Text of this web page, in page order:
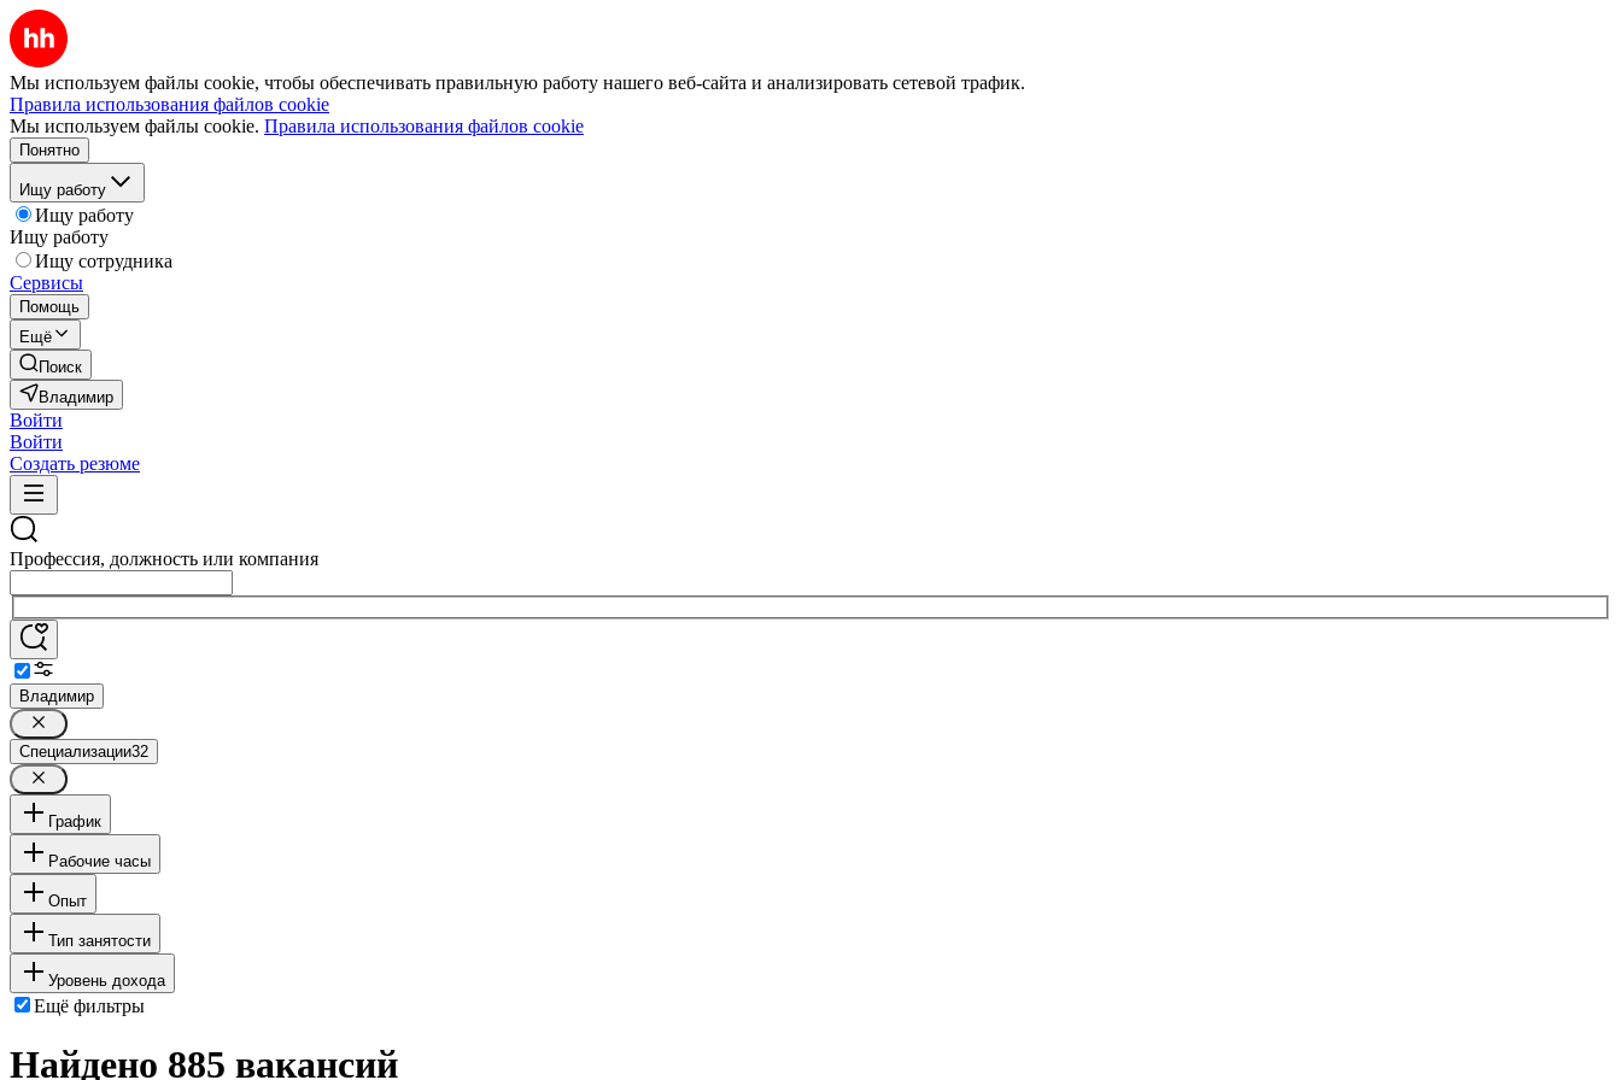
Мы используем файлы cookie, чтобы обеспечивать правильную работу нашего веб-сайта и анализировать сетевой трафик.
Правила использования файлов cookie
Мы используем файлы cookie. Правила использования файлов cookie
Понятно
Ищу работу
Ищу работу
Ищу работу
Ищу сотрудника
Сервисы
Помощь
Ещё
Поиск
Владимир
Войти
Войти
Создать резюме
Профессия, должность или компания
Владимир
Специализации32
График
Рабочие часы
Опыт
Тип занятости
Уровень дохода
Ещё фильтры
Найдено 885 вакансий